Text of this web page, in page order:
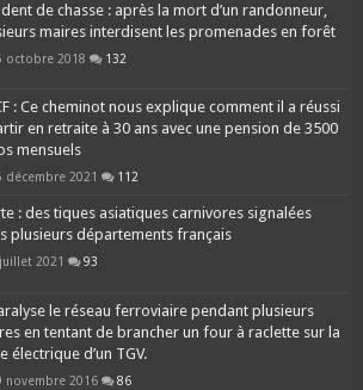
de chasse : après la mort d’un randonneur,
maires interdisent les promenades en forêt
octobre 2018 132
: Ce cheminot nous explique comment il a réussi
en retraite à 30 ans avec une pension de 3500
mensuels
décembre 2021 112
: des tiques asiatiques carnivores signalées
plusieurs départements français
2021 93
le réseau ferroviaire pendant plusieurs
en tentant de brancher un four à raclette sur la
électrique d’un TGV.
novembre 2016 86